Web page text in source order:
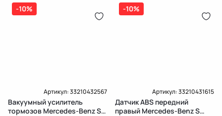
дозатор-распределитель топлива
Карта рассрочки онлайн
-10%
Артикул:33210432567
Вакуумный усилитель
тормозов Mercedes-Benz S
-10%
Артикул:33210431615
Датчик ABS передний
правый Mercedes-Benz S